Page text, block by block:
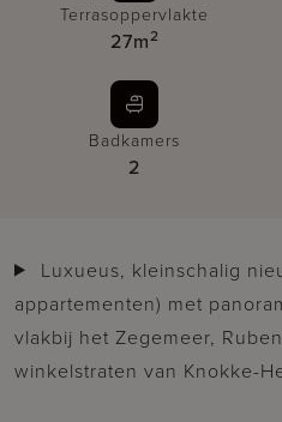
Terrasoppervlakte
27m2
Badkamers
2
appartementen) met
vlakbij het Zegemeer,
winkelstraten van Knokke-